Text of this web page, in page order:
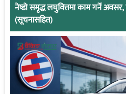
नेष्डो समृद्ध लघुवित्तमा काम गर्ने
(सूचनासहित)